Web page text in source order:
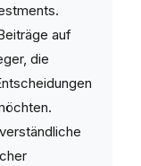
auf
die